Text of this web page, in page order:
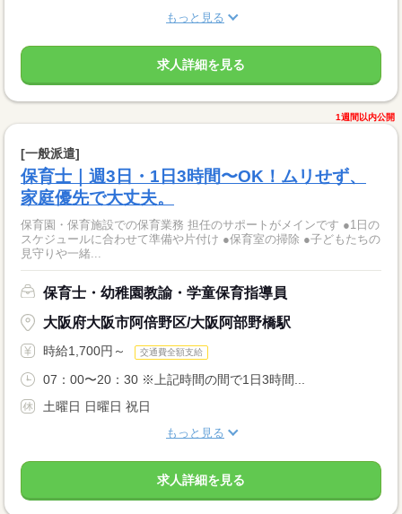
もっと見る
求人詳細を見る
1週間以内公開
[一般派遣]
保育士｜週3日・1日3時間〜OK！ムリせず、
家庭優先で大丈夫。
保育園・保育施設での保育業務 担任のサポートがメインです ●1日の
スケジュールに合わせて準備や片付け ●保育室の掃除 ●子どもたちの
見守りや一緒...
保育士・幼稚園教諭・学童保育指導員
大阪府大阪市阿倍野区/大阪阿部野橋駅
時給1,700円～ 交通費全額支給
07：00〜20：30 ※上記時間の間で1日3時間...
土曜日 日曜日 祝日
もっと見る
求人詳細を見る